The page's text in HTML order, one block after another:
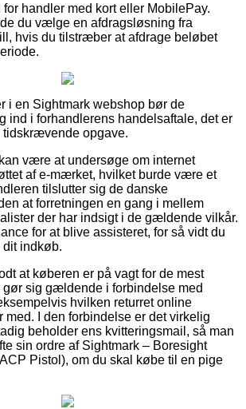
handler med kort eller MobilePay.
du vælge en afdragsløsning fra
hvis du tilstræber at afdrage beløbet
i en Sightmark webshop bør de
ind i forhandlerens handelsaftale, det er
tidskrævende opgave.
være at undersøge om internet
af e-mærket, hvilket burde være et
tilslutter sig de danske
at forretningen en gang i mellem
der har indsigt i de gældende vilkår.
for at blive assisteret, for så vidt du
dit indkøb.
at køberen er på vagt for de mest
gør sig gældende i forbindelse med
hvilken returret online
med. I den forbindelse er det virkelig
beholder ens kvitteringsmail, så man
sin ordre af Sightmark – Boresight
Pistol), om du skal købe til en pige